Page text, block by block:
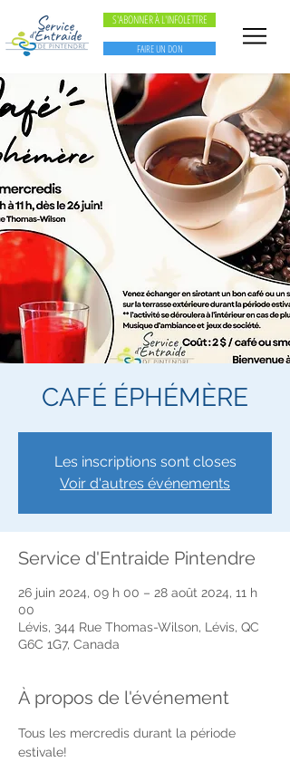
S'ABONNER À L'INFOLETTRE
FAIRE UN DON
CAFÉ ÉPHÉMÈRE
Les inscriptions sont closes
Voir d'autres événements
Service d'Entraide Pintendre
26 juin 2024, 09 h 00 – 28 août 2024, 11 h
00
Lévis, 344 Rue Thomas-Wilson, Lévis, QC
G6C 1G7, Canada
À propos de l'événement
Tous les mercredis durant la période
estivale!